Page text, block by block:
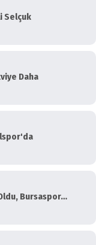
Selçuk
Daha
Bursaspor…